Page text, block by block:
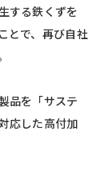
する鉄くずを
とで、再び自社
品を「サステ
応した高付加